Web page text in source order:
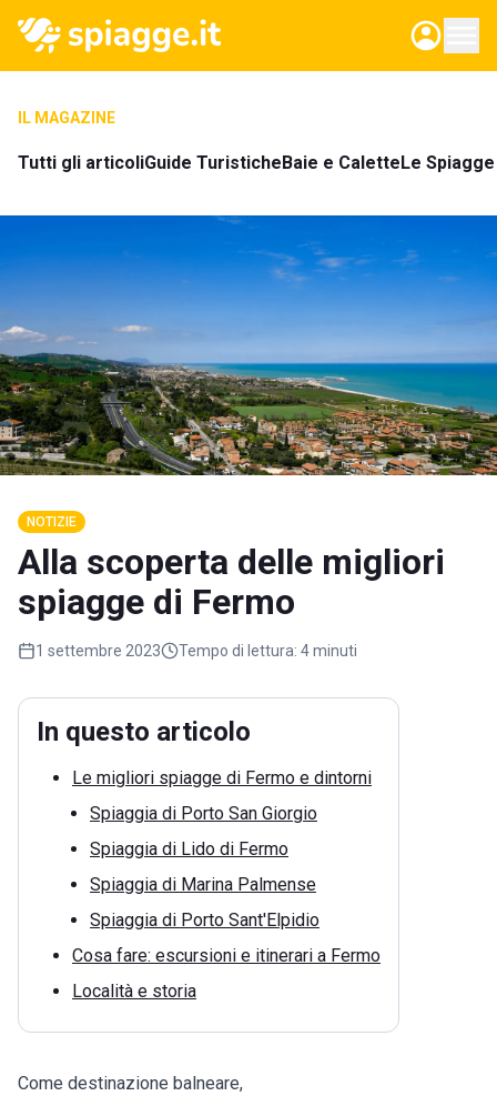
IL MAGAZINE
Tutti gli articoliGuide TuristicheBaie e CaletteLe
NOTIZIE
Alla scoperta delle migliori
spiagge di Fermo
1 settembre 2023 Tempo di lettura: 4 minuti
In questo articolo
Le migliori spiagge di Fermo e dintorni
Spiaggia di Porto San Giorgio
Spiaggia di Lido di Fermo
Spiaggia di Marina Palmense
Spiaggia di Porto Sant'Elpidio
Cosa fare: escursioni e itinerari a Fermo
Località e storia
Come destinazione balneare,